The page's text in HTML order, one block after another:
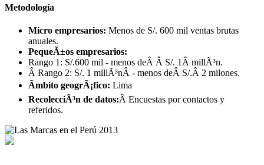
Metodología
Micro empresarios: Menos de S/. 600 mil ventas brutas
anuales.
PequeÃ±os empresarios:
Rango 1: S/.600 mil - menos deÂ Â S/. 1Â millÃ³n.
Â Rango 2: S/. 1 millÃ³nÂ - menos deÂ S/.Â 2 milones.
Ãmbito geogrÃ¡fico: Lima
RecolecciÃ³n de datos:Â Encuestas por contactos y
referidos.